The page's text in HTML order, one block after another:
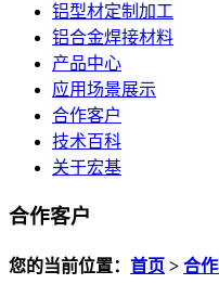
铝型材定制加工
铝合金焊接材料
产品中心
应用场景展示
合作客户
技术百科
关于宏基
合作客户
您的当前位置： 首页 > 合